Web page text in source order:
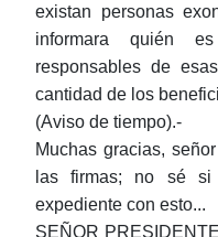
existan personas
informara quién
responsables de
cantidad de los
(Aviso de tiempo).-
Muchas gracias,
las firmas; no sé si
expediente con esto...
SEÑOR